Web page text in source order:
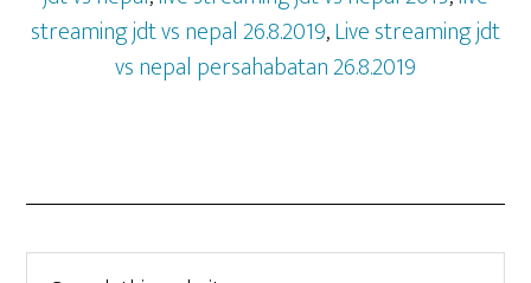
streaming jdt vs nepal 26.8.2019,Live streaming jdt
vs nepal persahabatan 26.8.2019